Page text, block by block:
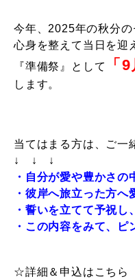
今年、2025年の秋分の
心身を整えて当日を迎
『準備祭』として
「
します。
当てはまる方は、ご一
↓ ↓ ↓
・自分が愛や豊かさ
・ 彼岸へ旅立った方へ
・誓いを立てて予祝
・ この内容をみて、 ピ
☆詳細＆申込はこちら